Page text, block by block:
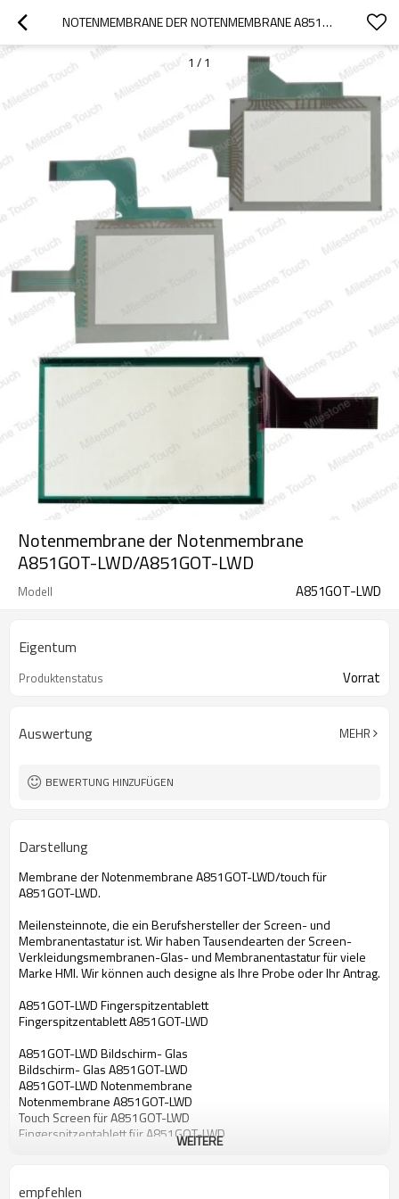
NOTENMEMBRANE DER NOTENMEMBRANE A851GOT-LWD/A851GOT-LWD
1 / 1
Notenmembrane der Notenmembrane
A851GOT-LWD/A851GOT-LWD
Modell A851GOT-LWD
Eigentum
Produktenstatus Vorrat
Auswertung MEHR
BEWERTUNG HINZUFÜGEN
Darstellung
Membrane der Notenmembrane A851GOT-LWD/touch für
A851GOT-LWD.
Meilensteinnote, die ein Berufshersteller der Screen- und
Membranentastatur ist. Wir haben Tausendearten der Screen-
Verkleidungsmembranen-Glas- und Membranentastatur für viele
Marke HMI. Wir können auch designe als Ihre Probe oder Ihr Antrag.
A851GOT-LWD Fingerspitzentablett
Fingerspitzentablett A851GOT-LWD
A851GOT-LWD Bildschirm- Glas
Bildschirm- Glas A851GOT-LWD
A851GOT-LWD Notenmembrane
Notenmembrane A851GOT-LWD
Touch Screen für A851GOT-LWD
Fingerspitzentablett für A851GOT-LWD
mit Berührungseingabe Bildschirm für A851GOT-LWD
WEITERE
empfehlen